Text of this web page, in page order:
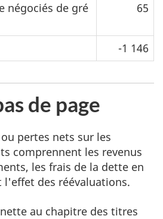
négociés de gré
65
-1 146
de page
pertes nets sur les
comprennent les revenus
les frais de la dette en
l'effet des réévaluations.
de la note de bas de page
au chapitre des titres
de la note de bas de page